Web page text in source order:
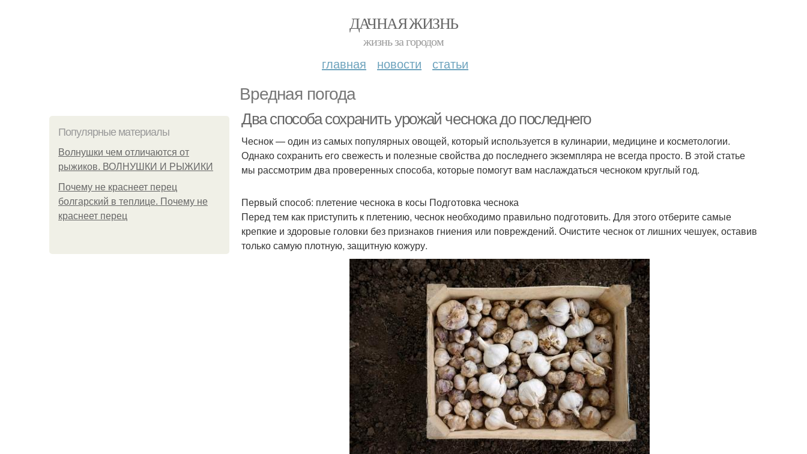
ДАЧНАЯ ЖИЗНЬ
жизнь за городом
главная новости статьи
Вредная погода
Популярные материалы
Волнушки чем отличаются от
рыжиков. ВОЛНУШКИ И РЫЖИКИ
Почему не краснеет перец
болгарский в теплице. Почему не
краснеет перец
Два способа сохранить урожай чеснока до последнего
Чеснок — один из самых популярных овощей, который используется в кулинарии, медицине и косметологии.
Однако сохранить его свежесть и полезные свойства до последнего экземпляра не всегда просто. В этой статье
мы рассмотрим два проверенных способа, которые помогут вам наслаждаться чесноком круглый год.
Первый способ: плетение чеснока в косы Подготовка чеснока
Перед тем как приступить к плетению, чеснок необходимо правильно подготовить. Для этого отберите самые
крепкие и здоровые головки без признаков гниения или повреждений. Очистите чеснок от лишних чешуек, оставив
только самую плотную, защитную кожуру.